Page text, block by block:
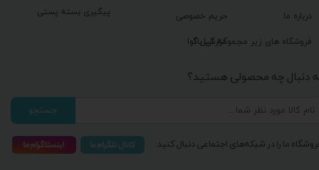
پیگیری بسته پستی حریم خصوصی
گزارش باگ
درباره ما
فروشگاه های زیر مجموعه گیل آوا
دنبال چه محصولی هستید؟
جستجو
ما را در شبکه‌های اجتماعی دنبال کنید: